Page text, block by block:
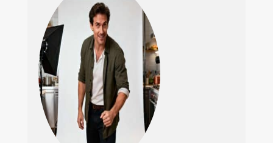
impression
matricielle, et 3
types d'impression
en profondeur de
couleur,
permettant aux
enfants de
découvrir
différents styles et
effets. Technologie
d'impression